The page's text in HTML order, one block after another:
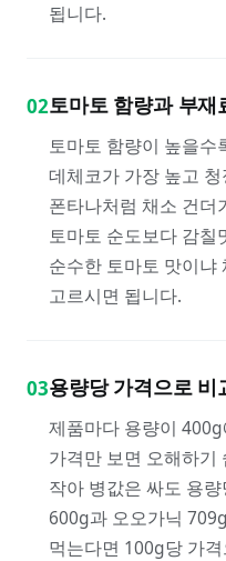
됩니다.
02토마토 함량과 부재
토마토 함량이 높을수
데체코가 가장 높고
폰타나처럼 채소 건더
토마토 순도보다 감칠
순수한 토마토 맛이냐
고르시면 됩니다.
03용량당 가격으로 비
제품마다 용량이
가격만 보면 오해하기
작아 병값은 싸도 용
600g과 오오가닉
먹는다면 100g당 가